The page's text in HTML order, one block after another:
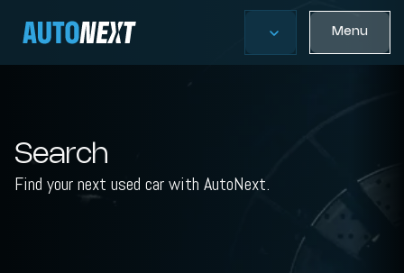
Menu
Search
Find your next used car with AutoNext.